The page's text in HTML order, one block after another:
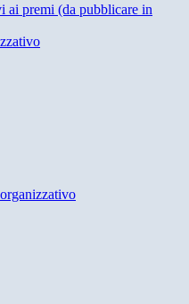
ai premi (da pubblicare in